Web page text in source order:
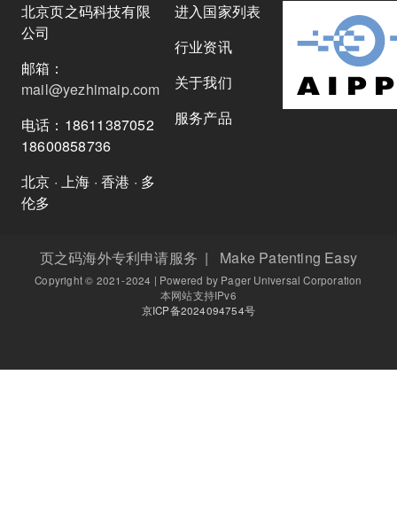
北京页之码科技有限
公司
邮箱：
mail@yezhimaip.com
电话：18611387052
18600858736
北京 · 上海 · 香港 · 多
伦多
进入国家列表
行业资讯
关于我们
服务产品
页之码海外专利申请服务 | Make Patenting Easy
Copyright © 2021-2024 | Powered by Pager Universal Corporation
本网站支持IPv6
京ICP备2024094754号